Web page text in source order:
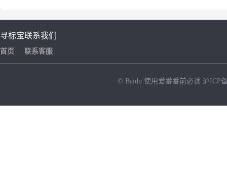
寻标宝
首页
联系我们
联系客服
© Baidu 使用爱番番前必读 沪ICP